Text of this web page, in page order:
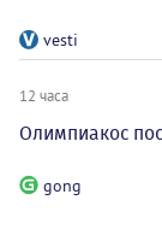
vesti
12 часа
Олимпиакос
gong